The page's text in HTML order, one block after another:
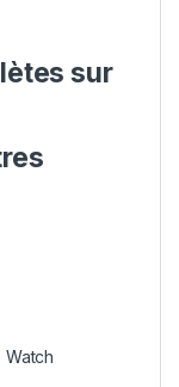
sur
Watch